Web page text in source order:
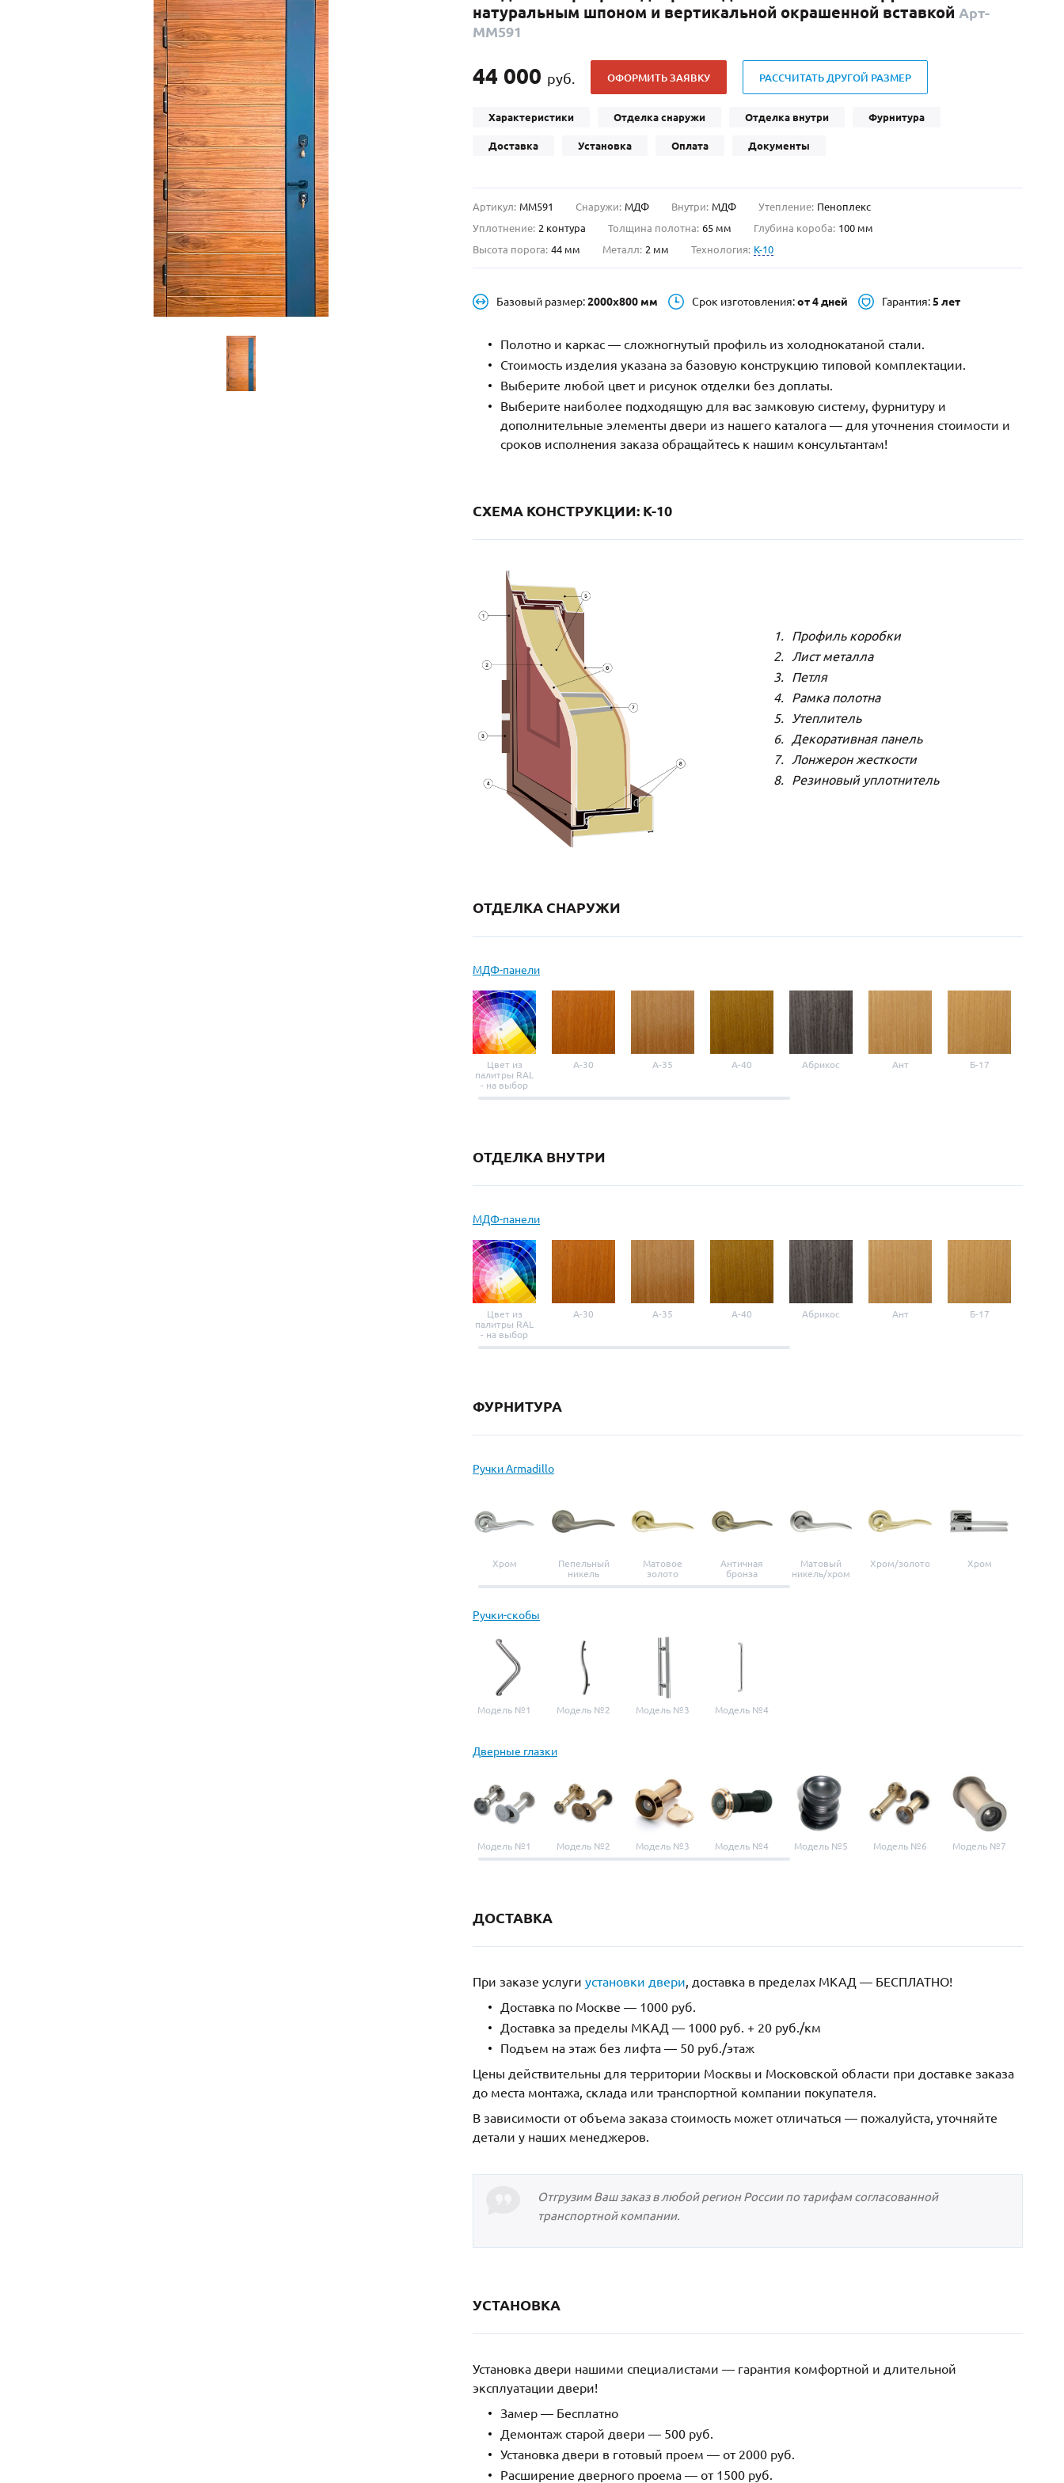
С выдавленным рисунком(35)
С металлобагетом(571)
С геометрическим рисунком(46)
С реечным дизайном(29)
Для дачи
Для бани
Для общественных зданий
Для магазина
Для электрощитовой
В лифтовые холлы
С отбойником (91)
С импостами(73)
С карнизом (207)
Нестандартные (479)
С фрамугой(265)
С внутренним открыванием(2)
натуральным шпоном и вертикальной окрашенной вставкой Арт-
ММ591
44 000 руб. ОФОРМИТЬ ЗАЯВКУ РАССЧИТАТЬ ДРУГОЙ РАЗМЕР
Характеристики Отделка снаружи Отделка внутри Фурнитура
Доставка Установка Оплата Документы
Артикул: ММ591 Снаружи: МДФ Внутри: МДФ Утепление: Пеноплекс
Уплотнение: 2 контура Толщина полотна: 65 мм Глубина короба: 100 мм
Высота порога: 44 мм Металл: 2 мм Технология: K-10
Базовый размер:2000х800 мм Срок изготовления:от 4 дней Гарантия:5 лет
Полотно и каркас — сложногнутый профиль из холоднокатаной стали.
Стоимость изделия указана за базовую конструкцию типовой комплектации.
Выберите любой цвет и рисунок отделки без доплаты.
Выберите наиболее подходящую для вас замковую систему, фурнитуру и
дополнительные элементы двери из нашего каталога — для уточнения стоимости и
сроков исполнения заказа обращайтесь к нашим консультантам!
СХЕМА КОНСТРУКЦИИ: K-10
Профиль коробки
Лист металла
Петля
Рамка полотна
Утеплитель
Декоративная панель
Лонжерон жесткости
Резиновый уплотнитель
ОТДЕЛКА СНАРУЖИ
МДФ-панели
Цвет из
палитры RAL
- на выбор
A-30 A-35 A-40 Абрикос Ант Б-17
ОТДЕЛКА ВНУТРИ
МДФ-панели
Цвет из
палитры RAL
- на выбор
A-30 A-35 A-40 Абрикос Ант Б-17
ФУРНИТУРА
Ручки Armadillo
Хром
Пепельный
никель
Матовое
золото
Античная
бронза
Матовый
никель/хром
Хром/золото Хром
Ручки-скобы
Модель №1 Модель №2 Модель №3 Модель №4
Дверные глазки
Модель №1 Модель №2 Модель №3 Модель №4 Модель №5 Модель №6 Модель №7
ДОСТАВКА
При заказе услуги установки двери, доставка в пределах МКАД — БЕСПЛАТНО!
Доставка по Москве — 1000 руб.
Доставка за пределы МКАД — 1000 руб. + 20 руб./км
Подъем на этаж без лифта — 50 руб./этаж
Цены действительны для территории Москвы и Московской области при доставке заказа
до места монтажа, склада или транспортной компании покупателя.
В зависимости от объема заказа стоимость может отличаться — пожалуйста, уточняйте
детали у наших менеджеров.
Отгрузим Ваш заказ в любой регион России по тарифам согласованной
транспортной компании.
УСТАНОВКА
Установка двери нашими специалистами — гарантия комфортной и длительной
эксплуатации двери!
Замер — Бесплатно
Демонтаж старой двери — 500 руб.
Установка двери в готовый проем — от 2000 руб.
Расширение дверного проема — от 1500 руб.